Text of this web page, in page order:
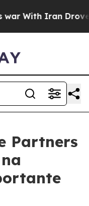
With Iran Drove oil
Partners